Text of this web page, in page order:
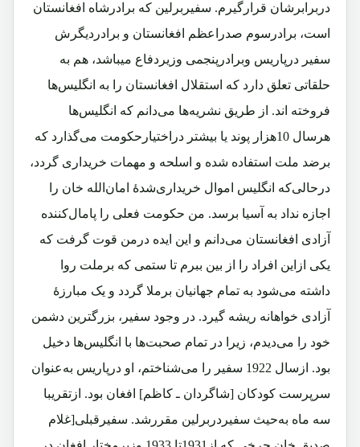
دربرابرشان قرارگیرم. سفیربرلین که برادرشاه افغانستان
است، برادرسوم صدراعظم افغانستان و برادردیگرش
سفیر درپاریس وبرادرپنجمی وزیردفاع میباشد، هم به
حلقاتی تعلق دارد که استقلال افغانستان را به انگلیس‌ها
فروخته اند. از طریق نشریه‌ها می‌دانم که انگلیس‌ها
هرسال 10هزار پوند یا بیشتر دراختیارحکومت می‌گذارد که
برضد ملت استفاده شده و اسلحه و مهمات خریداری گردد،
در‌حالی‌که انگلیس اموال خریداری‌شدۀ امان‌الله خان را
اجازه نداد به آسیا برسد. من حکومت فعلی را پامال‌کننده
آزادی افغانستان می‌دانم و این ایده درمن قوت گرفت که
یکی ازاین افراد را از بین ببرم تا ستمی که برملت روا
داشته می‌شود به تمام جهانیان برملا گردد و یک مبارزۀ
آزادی خواهانه ریشه گیرد. در وجود سفیر، بزرگترین دشمن
خود را می‌دیدم، زیرا در تمام صحبت‌ها با انگلیس‌ها دخیل
بود. ازسال 1922 سفیر را می‌شناختم، او درپاریس به‌عنوان
سرپرست کودکان [شاگردان ـ کاظم] افغان بود. ازتقریبا
سه ماه به‌حیث سفیردربرلین مقررشد. سفیرقبلی[غلام